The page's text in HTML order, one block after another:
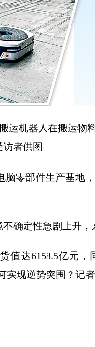
机器人在搬运物料
者供图
零部件生产基地
定性急剧上升，
达6158.5亿元，
实现逆势突围？记者